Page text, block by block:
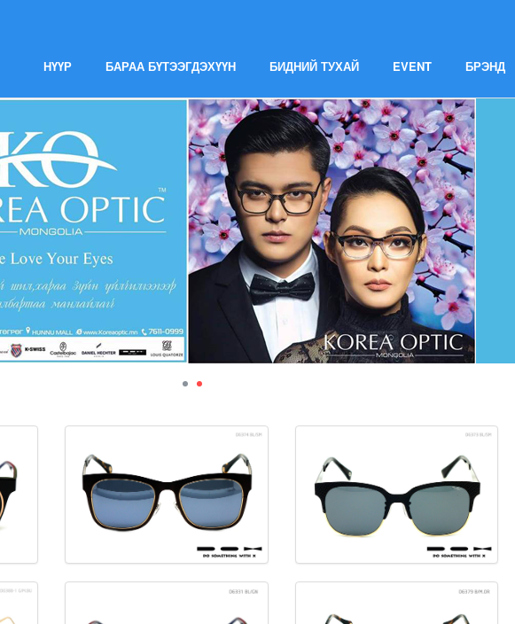
НҮҮР БАРАА БҮТЭЭГДЭХҮҮН БИДНИЙ ТУХАЙ EVENT БРЭНД